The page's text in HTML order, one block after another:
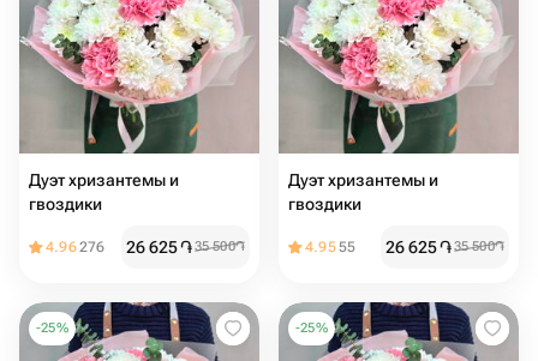
Дуэт хризантемы и
гвоздики
4.96276 26 625֏35 500֏
Дуэт хризантемы и
гвоздики
4.9555 26 625֏35 500֏
-25% -25%